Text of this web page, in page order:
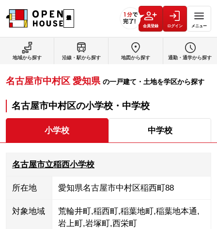
会員登録 ログイン メニュー
地域から探す 沿線・駅から探す 地図から探す 通勤・通学から探す
名古屋市中村区 愛知県 の一戸建て・土地を学区から探す
名古屋市中村区の小学校・中学校
小学校 中学校
名古屋市立稲西小学校
所在地 愛知県名古屋市中村区稲西町88
対象地域 荒輪井町 ,稲西町 ,稲葉地町 ,稲葉地本通,
岩上町 ,岩塚町 ,西栄町